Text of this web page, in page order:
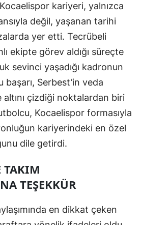
Malatya
Manisa
Kahramanmaraş
Mardin
Muğla
Muş
Ordu
Sakarya
kariyeri, yalnızca
değil, yaşanan tarihi
yer etti. Tecrübeli
ekipte görev aldığı süreçte
sevinci yaşadığı kadronun
başarı, Serbest’in veda
altını çizdiği noktalardan biri
Kocaelispor formasıyla
kariyerindeki en özel
dile getirdi.
TAKIM
TEŞEKKÜR
en dikkat çeken